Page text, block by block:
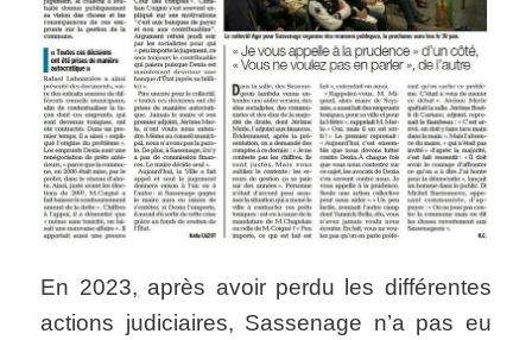
En 2023, après avoir perdu les différentes
actions judiciaires, Sassenage n’a pas eu